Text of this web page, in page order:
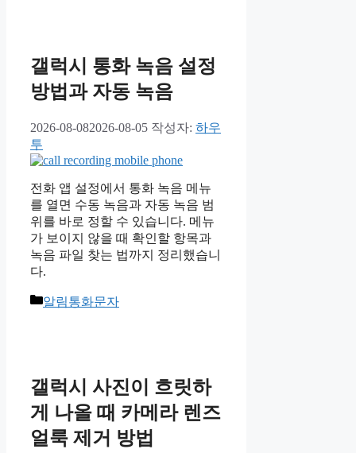
갤럭시 통화 녹음 설정
방법과 자동 녹음
2026-08-082026-08-05 작성자: 하우
투
전화 앱 설정에서 통화 녹음 메뉴
를 열면 수동 녹음과 자동 녹음 범
위를 바로 정할 수 있습니다. 메뉴
가 보이지 않을 때 확인할 항목과
녹음 파일 찾는 법까지 정리했습니
다.
카
알림통화문자
갤럭시 사진이 흐릿하
게 나올 때 카메라 렌즈
얼룩 제거 방법